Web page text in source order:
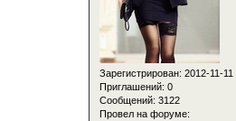
Зарегистрирован: 2012-11-11
Приглашений: 0
Сообщений: 3122
Провел на форуме: